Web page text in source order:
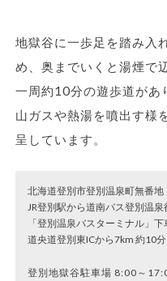
地獄谷に一歩足を踏み入
め、奥までいくと湯煙で
一周約10分の遊歩道があ
山ガスや熱湯を噴出す様
呈しています。
北海道登別市登別温泉町無番地
JR登別駅から道南バス登別温
「登別温泉バスターミナル」
道央道登別東ICから7km 約10分
登別地獄谷駐車場 8:00～